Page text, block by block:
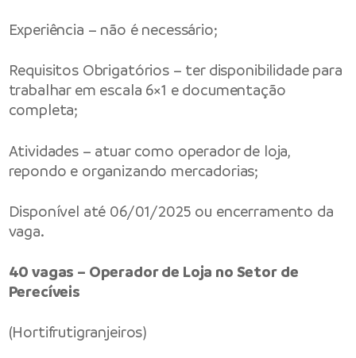
Experiência – não é necessário;
Requisitos Obrigatórios – ter disponibilidade para
trabalhar em escala 6×1 e documentação
completa;
Atividades – atuar como operador de loja,
repondo e organizando mercadorias;
Disponível até 06/01/2025 ou encerramento da
vaga.
40 vagas – Operador de Loja no Setor de
Perecíveis
(Hortifrutigranjeiros)